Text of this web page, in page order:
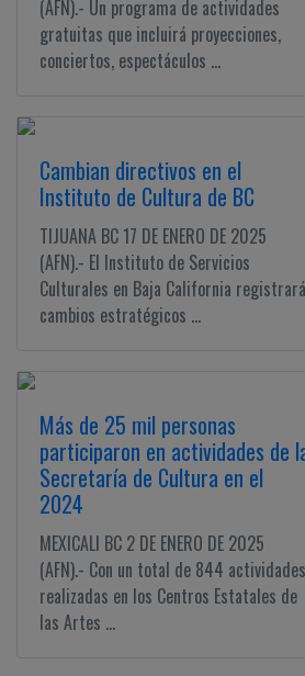
(AFN).- Un programa de actividades
gratuitas que incluirá proyecciones,
conciertos, espectáculos ...
Cambian directivos en el
Instituto de Cultura de BC
TIJUANA BC 17 DE ENERO DE 2025
(AFN).- El Instituto de Servicios
Culturales en Baja California registrará
cambios estratégicos ...
Más de 25 mil personas
participaron en actividades de
Secretaría de Cultura en el
2024
MEXICALI BC 2 DE ENERO DE 2025
(AFN).- Con un total de 844 actividades
realizadas en los Centros Estatales de
las Artes ...